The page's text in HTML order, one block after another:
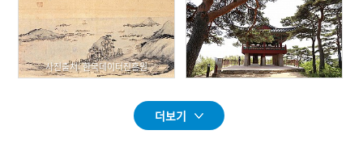
사진출처: 한국데이터진흥원
더보기